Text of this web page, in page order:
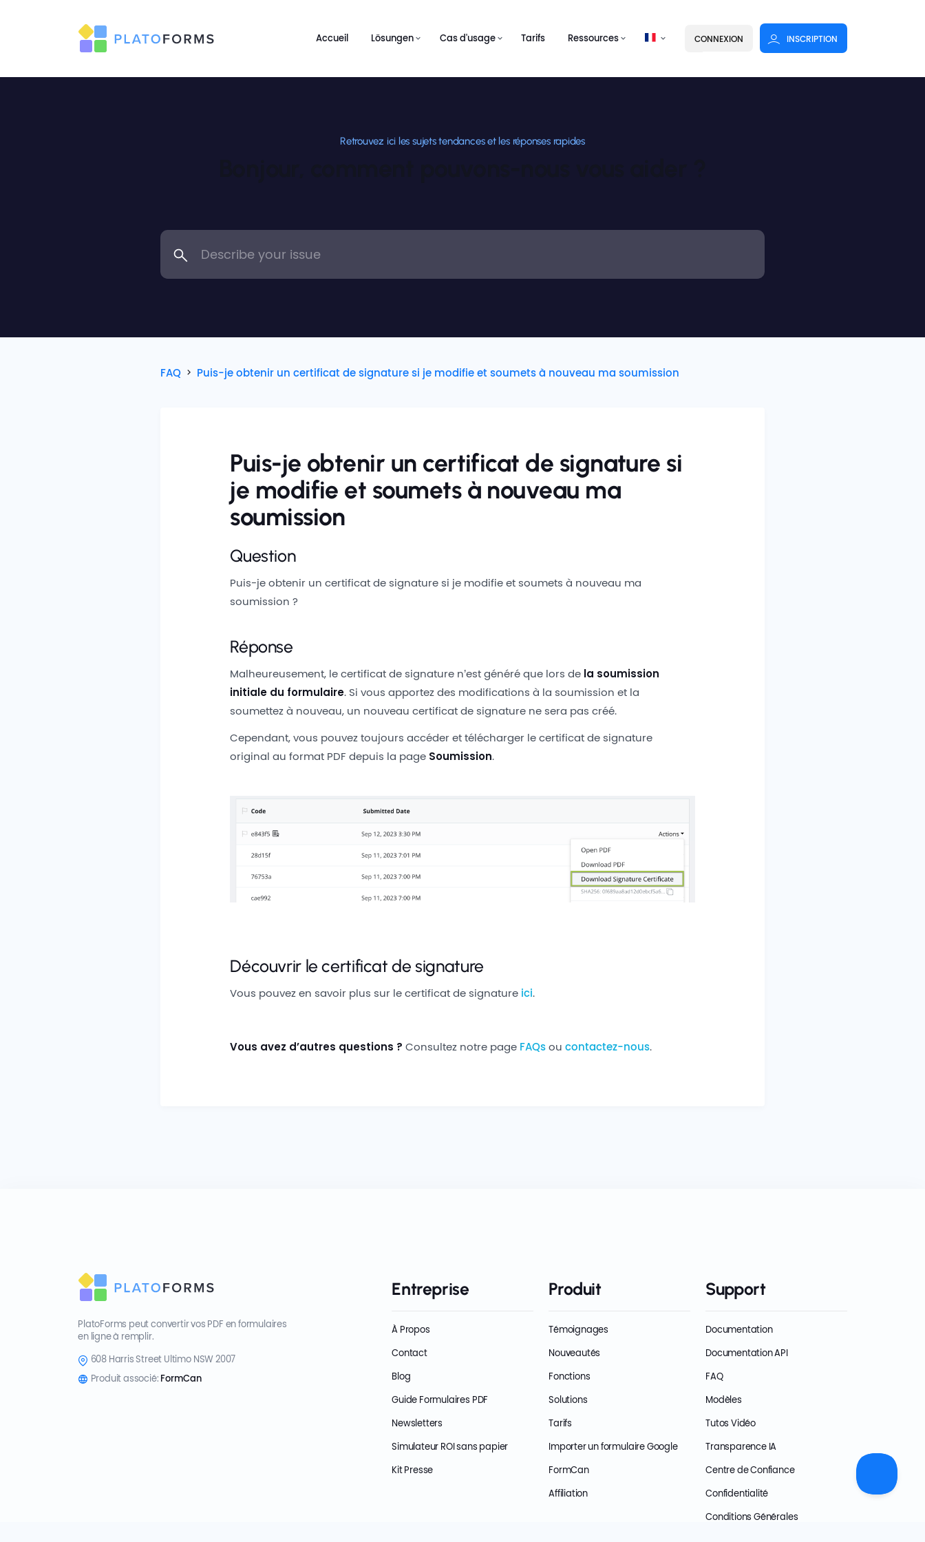
Accueil Lösungen Cas d'usage Tarifs Ressources CONNEXION INSCRIPTION
Retrouvez ici les sujets tendances et les réponses rapides
FAQ Puis-je obtenir un certificat de signature si je modifie et soumets à nouveau ma soumission
Puis-je obtenir un certificat de signature si
je modifie et soumets à nouveau ma
soumission
Question
Puis-je obtenir un certificat de signature si je modifie et soumets à nouveau ma
soumission ?
Réponse
Malheureusement, le certificat de signature n’est généré que lors de la soumission
initiale du formulaire. Si vous apportez des modifications à la soumission et la
soumettez à nouveau, un nouveau certificat de signature ne sera pas créé.
Cependant, vous pouvez toujours accéder et télécharger le certificat de signature
original au format PDF depuis la page Soumission.
Découvrir le certificat de signature
Vous pouvez en savoir plus sur le certificat de signature ici.
Vous avez d’autres questions ? Consultez notre page FAQsoucontactez-nous.
PlatoForms peut convertir vos PDF en formulaires
en ligne à remplir.
608 Harris Street Ultimo NSW 2007
Produit associé: FormCan
Entreprise
À Propos
Contact
Blog
Guide Formulaires PDF
Newsletters
Simulateur ROI sans papier
Kit Presse
Produit
Témoignages
Nouveautés
Fonctions
Solutions
Tarifs
Importer un formulaire Google
FormCan
Affiliation
Support
Documentation
Documentation API
FAQ
Modèles
Tutos Vidéo
Transparence IA
Centre de Confiance
Confidentialité
Conditions Générales